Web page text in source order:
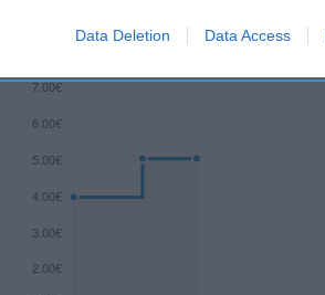
Data Deletion Data Access